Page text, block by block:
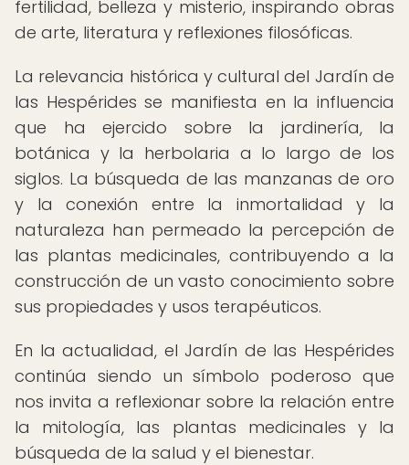
fertilidad, belleza y misterio, inspirando obras
de arte, literatura y reflexiones filosóficas.
La relevancia histórica y cultural del Jardín de
las Hespérides se manifiesta en la influencia
que ha ejercido sobre la jardinería, la
botánica y la herbolaria a lo largo de los
siglos. La búsqueda de las manzanas de oro
y la conexión entre la inmortalidad y la
naturaleza han permeado la percepción de
las plantas medicinales, contribuyendo a la
construcción de un vasto conocimiento sobre
sus propiedades y usos terapéuticos.
En la actualidad, el Jardín de las Hespérides
continúa siendo un símbolo poderoso que
nos invita a reflexionar sobre la relación entre
la mitología, las plantas medicinales y la
búsqueda de la salud y el bienestar.